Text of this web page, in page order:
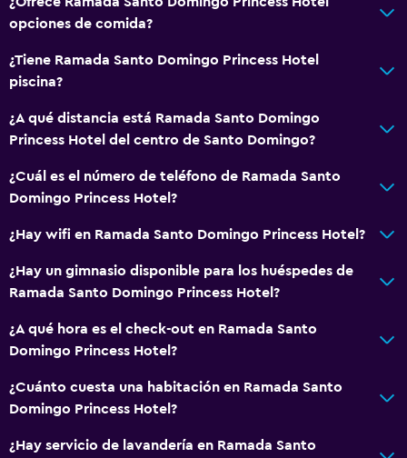
opciones de comida?
¿Tiene Ramada Santo Domingo Princess Hotel
piscina?
¿A qué distancia está Ramada Santo Domingo
Princess Hotel del centro de Santo Domingo?
¿Cuál es el número de teléfono de Ramada Santo
Domingo Princess Hotel?
¿Hay wifi en Ramada Santo Domingo Princess Hotel?
¿Hay un gimnasio disponible para los huéspedes de
Ramada Santo Domingo Princess Hotel?
¿A qué hora es el check-out en Ramada Santo
Domingo Princess Hotel?
¿Cuánto cuesta una habitación en Ramada Santo
Domingo Princess Hotel?
¿Hay servicio de lavandería en Ramada Santo